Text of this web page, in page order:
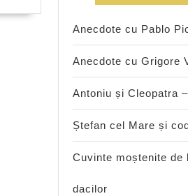
Anecdote cu Pablo
Anecdote cu Grigore
Antoniu și Cleopatra
Ștefan cel Mare și
Cuvinte moștenite de
dacilor